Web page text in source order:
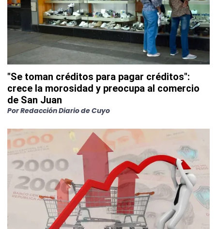
"Se toman créditos para pagar créditos":
crece la morosidad y preocupa al comercio
de San Juan
PorRedacción Diario de Cuyo